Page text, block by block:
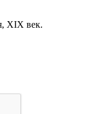
XIX век.